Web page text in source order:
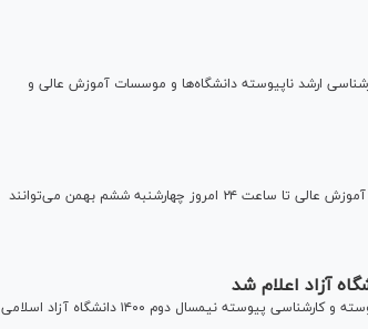
ارشد ناپیوسته دانشگاه‌ها و موسسات آموزش عالی و
جاماندگان از ثبت نام آزمون کارشناسی ارشد سال ۱۴۰۱ دانشگاه‌ها و موسسات آموزش عالی تا ساعت ۲۴ امروز چهارشنبه ششم بهمن می‌توانند
آزاد اعلام شد
نتایج تکمیل ظرفیت پذیرش براساس سوابق تحصیلی در مقاطع کاردانی ناپیوسته و کارشناسی پیوسته نیمسال دوم ۱۴۰۰ دانشگاه آزاد اسلامی